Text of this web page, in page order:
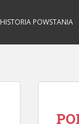
HISTORIA POWSTANIA